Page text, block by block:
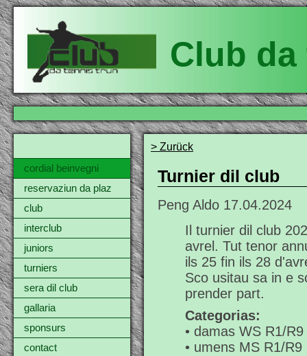
Club
cordial beinvegni
reservaziun da plaz
club
interclub
juniors
turniers
sera dil club
gallaria
sponsurs
contact
> Zurück
Turnier dil club
Peng Aldo 17.04.2024
Il turnier dil club
avrel. Tut tenor
ils 25 fin ils 28
Sco usitau sa in e
prender part.
Categorias:
• damas WS R1/
• umens MS R1/